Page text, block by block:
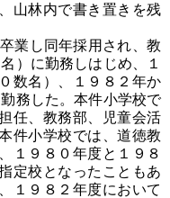
山林内で書き置きを残
業し同年採用され、教
）に勤務しはじめ、１
数名）、１９８２年か
務した。本件小学校で
任、教務部、児童会活
件小学校では、道徳教
１９８０年度と１９８
定校となったこともあ
１９８２年度において